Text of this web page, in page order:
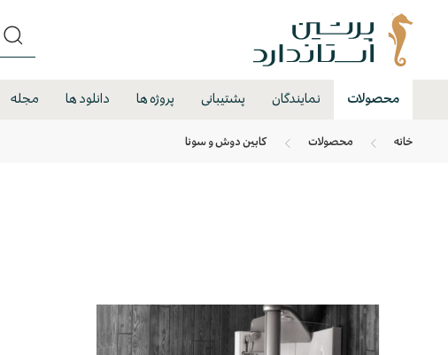
محصولات نمایندگان پشتیبانی پروژه ها دانلود ها مجله
خانه محصولات کابین دوش و سونا